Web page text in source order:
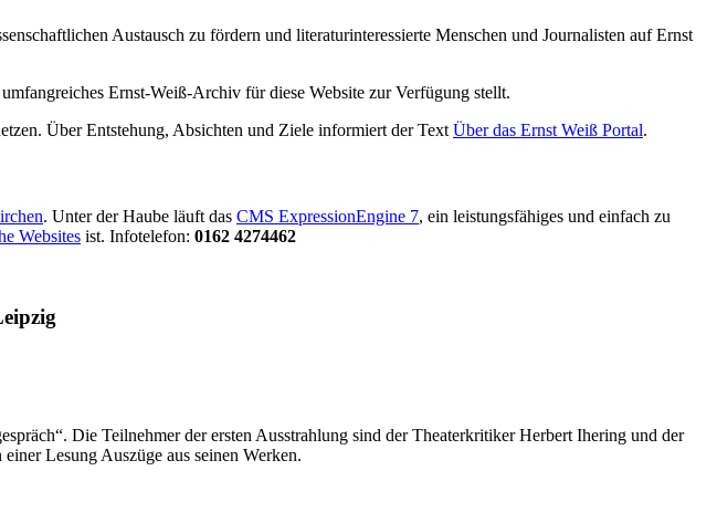
Austausch zu fördern und literaturinteressierte Menschen und Journalisten auf Ernst
Ernst-Weiß-Archiv für diese Website zur Verfügung stellt.
Über Entstehung, Absichten und Ziele informiert der Text Über das Ernst Weiß Portal.
. Unter der Haube läuft das CMS ExpressionEngine 7, ein leistungsfähiges und einfach zu
Websites ist. Infotelefon: 0162 4274462
Die Teilnehmer der ersten Ausstrahlung sind der Theaterkritiker Herbert Ihering und der
Lesung Auszüge aus seinen Werken.